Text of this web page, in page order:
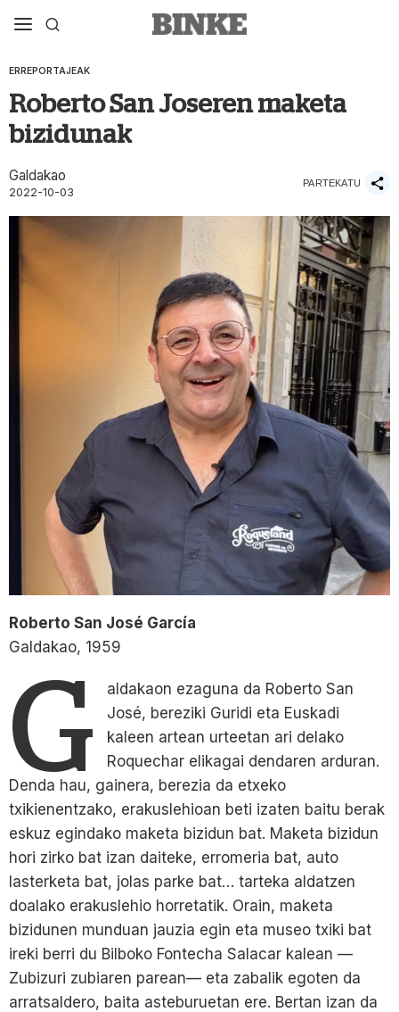
ERREPORTAJEAK
Roberto San Joseren maketa
bizidunak
Galdakao
2022-10-03
PARTEKATU
Roberto San José García
Galdakao, 1959
G
aldakaon ezaguna da Roberto San
José, bereziki Guridi eta Euskadi
kaleen artean urteetan ari delako
Roquechar elikagai dendaren arduran.
Denda hau, gainera, berezia da etxeko
txikienentzako, erakuslehioan beti izaten baitu berak
eskuz egindako maketa bizidun bat. Maketa bizidun
hori zirko bat izan daiteke, erromeria bat, auto
lasterketa bat, jolas parke bat… tarteka aldatzen
doalako erakuslehio horretatik. Orain, maketa
bizidunen munduan jauzia egin eta museo txiki bat
ireki berri du Bilboko Fontecha Salacar kalean —
Zubizuri zubiaren parean— eta zabalik egoten da
arratsaldero, baita asteburuetan ere. Bertan izan da